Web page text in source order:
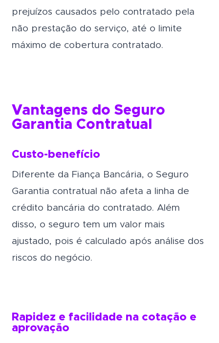
prejuízos causados pelo contratado pela
não prestação do serviço, até o limite
máximo de cobertura contratado.
Vantagens do Seguro
Garantia Contratual
Custo-benefício
Diferente da Fiança Bancária, o Seguro
Garantia contratual não afeta a linha de
crédito bancária do contratado. Além
disso, o seguro tem um valor mais
ajustado, pois é calculado após análise dos
riscos do negócio.
Rapidez e facilidade na cotação e
aprovação